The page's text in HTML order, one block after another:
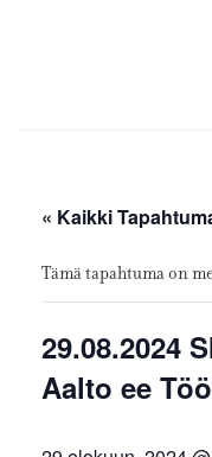
« Kaikki
Tämä tapahtuma on
29.08.2024
Aalto ee